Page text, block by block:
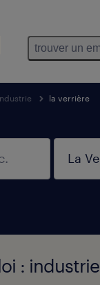
trouver un
la verrière
: